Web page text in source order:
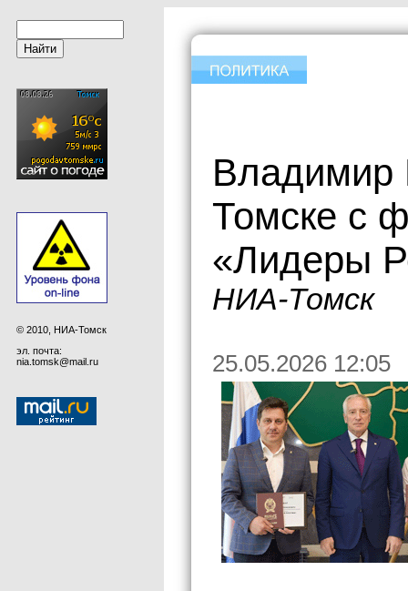
© 2010, НИА-Томск
эл. почта:
nia.tomsk@mail.ru
Владимир
Томске с
«Лидеры
НИА-Томск
25.05.2026 12:05